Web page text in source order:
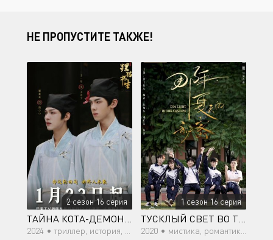
НЕ ПРОПУСТИТЕ ТАКЖЕ!
2 сезон 16 серия
ТАЙНА КОТА-ДЕМОНА ИЗ АКАДЕМИИ ЦИНШАНЬ
2024 •триллер, история, мистика, фэнтези
1 сезон 16 серия
ТУСКЛЫЙ СВЕТ ВО ТЬМЕ
2020 • мистика, романтика, молодость